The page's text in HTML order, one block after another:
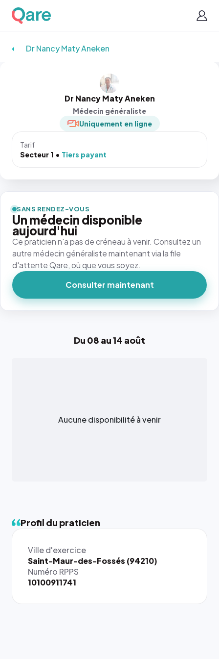
Dr Nancy Maty Aneken
Dr Nancy Maty Aneken
Médecin généraliste
Uniquement en ligne
Tarif
Secteur 1
Tiers payant
Du 08 au 14 août
Aucune disponibilité à venir
Profil du praticien
Ville d'exercice
Saint-Maur-des-Fossés (94210)
Numéro RPPS
10100911741
SANS RENDEZ-VOUS
Un médecin disponible
aujourd'hui
Ce praticien n'a pas de créneau à venir. Consultez un
autre médecin généraliste maintenant via la file
d'attente Qare, où que vous soyez.
Consulter maintenant
{# 40×40
: la taille
rendue par
`.profile-